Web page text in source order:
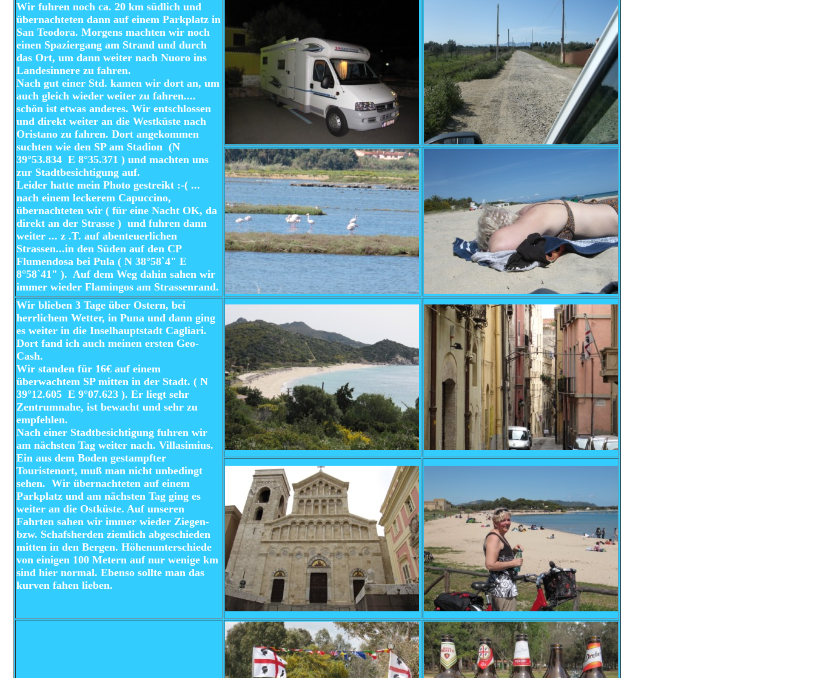
Wir fuhren noch ca. 20 km südlich und
übernachteten dann auf einem Parkplatz in
San Teodora. Morgens machten wir noch
einen Spaziergang am Strand und durch
das Ort, um dann weiter nach Nuoro ins
Landesinnere zu fahren.
Nach gut einer Std. kamen wir dort an, um
auch gleich wieder weiter zu fahren....
schön ist etwas anderes. Wir entschlossen
und direkt weiter an die Westküste nach
Oristano zu fahren. Dort angekommen
suchten wie den SP am Stadion (N
39°53.834 E 8°35.371 ) und machten uns
zur Stadtbesichtigung auf.
Leider hatte mein Photo gestreikt :-( ...
nach einem leckerem Capuccino,
übernachteten wir ( für eine Nacht OK, da
direkt an der Strasse ) und fuhren dann
weiter ... z .T. auf abenteuerlichen
Strassen...in den Süden auf den CP
Flumendosa bei Pula ( N 38°58`4" E
8°58`41" ). Auf dem Weg dahin sahen wir
immer wieder Flamingos am Strassenrand.
Wir blieben 3 Tage über Ostern, bei
herrlichem Wetter, in Puna und dann ging
es weiter in die Inselhauptstadt Cagliari.
Dort fand ich auch meinen ersten Geo-
Cash.
Wir standen für 16€ auf einem
überwachtem SP mitten in der Stadt. ( N
39°12.605 E 9°07.623 ). Er liegt sehr
Zentrumnahe, ist bewacht und sehr zu
empfehlen.
Nach einer Stadtbesichtigung fuhren wir
am nächsten Tag weiter nach. Villasimius.
Ein aus dem Boden gestampfter
Touristenort, muß man nicht unbedingt
sehen. Wir übernachteten auf einem
Parkplatz und am nächsten Tag ging es
weiter an die Ostküste. Auf unseren
Fahrten sahen wir immer wieder Ziegen-
bzw. Schafsherden ziemlich abgeschieden
mitten in den Bergen. Höhenunterschiede
von einigen 100 Metern auf nur wenige km
sind hier normal. Ebenso sollte man das
kurven fahen lieben.